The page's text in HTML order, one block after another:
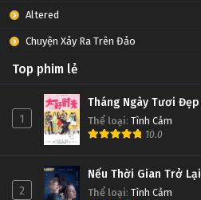
Altered
Chuyện Xảy Ra Trên Đảo
Top phim lẻ
1
Tháng Ngày Tươi Đẹp
Thể loại: Tình Cảm
10.0
2
Nếu Thời Gian Trở Lại
Thể loại: Tình Cảm